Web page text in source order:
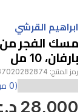
1
1
ابراهيم القرشي
مسك الفجر من
بارفان، 10 مل
رمز المنتج: 692c40450b86e4002b75a4cc
مسك
(0 مراجعات)
28,000 د.ع